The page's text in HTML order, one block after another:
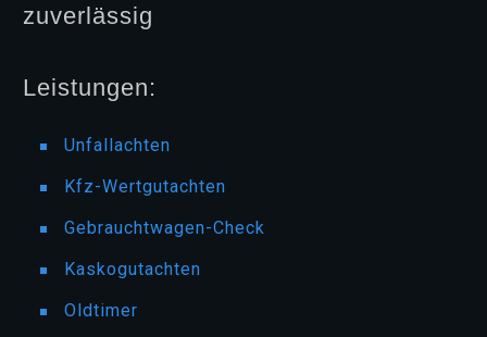
zuverlässig
Leistungen:
Unfallachten
Kfz-Wertgutachten
Gebrauchtwagen-Check
Kaskogutachten
Oldtimer